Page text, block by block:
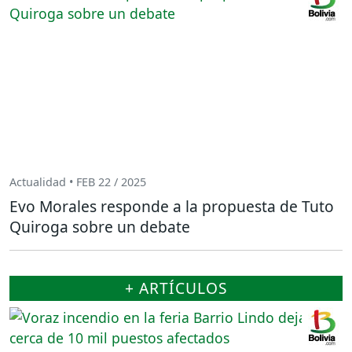
Actualidad • FEB 22 / 2025
Evo Morales responde a la propuesta de Tuto
Quiroga sobre un debate
+ ARTÍCULOS